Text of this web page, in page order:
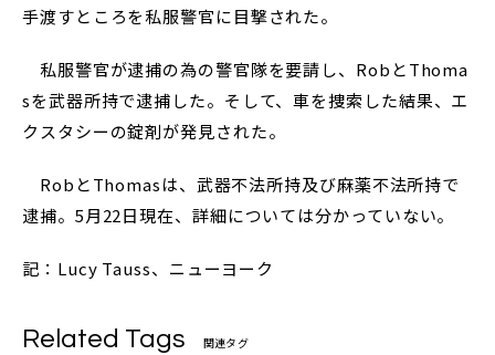
手渡すところを私服警官に目撃された。
私服警官が逮捕の為の警官隊を要請し、RobとThoma
sを武器所持で逮捕した。そして、車を捜索した結果、エ
クスタシーの錠剤が発見された。
RobとThomasは、武器不法所持及び麻薬不法所持で
逮捕。5月22日現在、詳細については分かっていない。
記：Lucy Tauss、ニューヨーク
Related Tags 関連タグ